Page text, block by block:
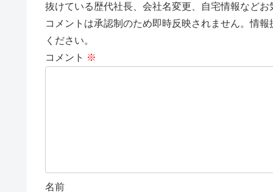
抜けている歴代社長、会社名変更、自宅情報など
コメントは承認制のため即時反映されません。情
ください。
コメント ※
名前